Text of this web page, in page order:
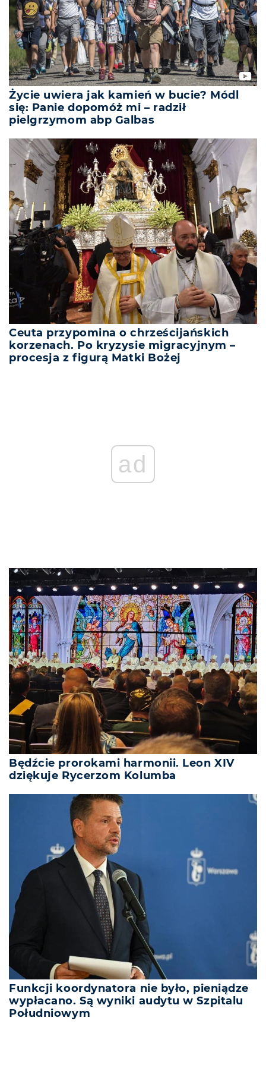
Życie uwiera jak kamień w bucie? Módl
się: Panie dopomóż mi – radził
pielgrzymom abp Galbas
Ceuta przypomina o chrześcijańskich
korzenach. Po kryzysie migracyjnym –
procesja z figurą Matki Bożej
ad
Będźcie prorokami harmonii. Leon XIV
dziękuje Rycerzom Kolumba
Funkcji koordynatora nie było, pieniądze
wypłacano. Są wyniki audytu w Szpitalu
Południowym